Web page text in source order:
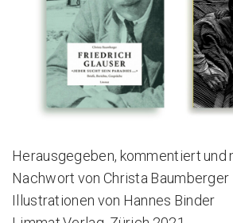
Herausgegeben, kommentiert und
Nachwort von Christa Baumberger
Illustrationen von Hannes Binder